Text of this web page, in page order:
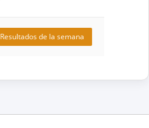
Resultados de la semana